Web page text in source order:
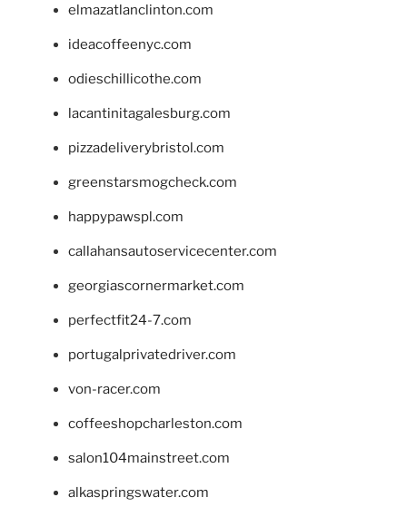
elmazatlanclinton.com
ideacoffeenyc.com
odieschillicothe.com
lacantinitagalesburg.com
pizzadeliverybristol.com
greenstarsmogcheck.com
happypawspl.com
callahansautoservicecenter.com
georgiascornermarket.com
perfectfit24-7.com
portugalprivatedriver.com
von-racer.com
coffeeshopcharleston.com
salon104mainstreet.com
alkaspringswater.com